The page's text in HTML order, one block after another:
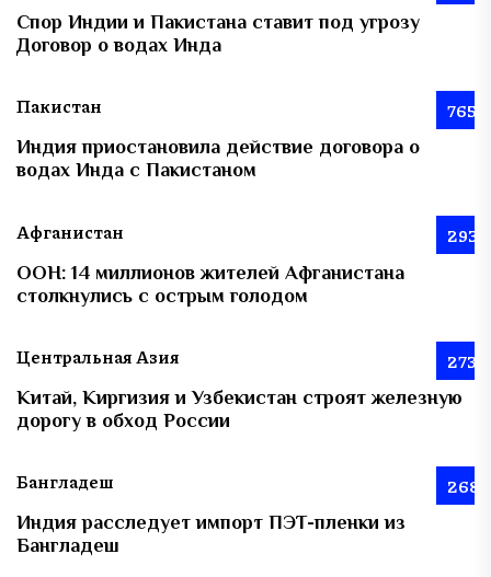
Спор Индии и Пакистана ставит под угрозу
Договор о водах Инда
Пакистан 765
Индия приостановила действие договора о
водах Инда с Пакистаном
Афганистан 293
ООН: 14 миллионов жителей Афганистана
столкнулись с острым голодом
Центральная Азия 273
Китай, Киргизия и Узбекистан строят железную
дорогу в обход России
Бангладеш 268
Индия расследует импорт ПЭТ-пленки из
Бангладеш